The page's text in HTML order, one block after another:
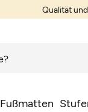
Qualität
Fußmatten